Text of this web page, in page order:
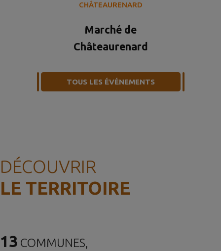
CHÂTEAURENARD
Marché de
Châteaurenard
TOUS LES ÉVÉNEMENTS
DÉCOUVRIR
LE TERRITOIRE
13 COMMUNES,